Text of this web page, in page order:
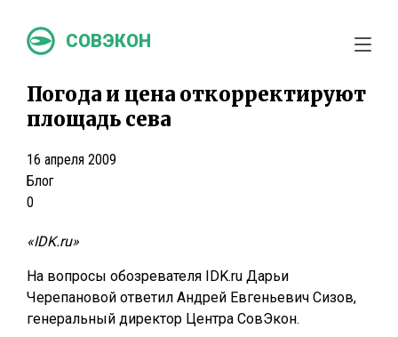
СОВЭКОН
Погода и цена откорректируют
площадь сева
16 апреля 2009
Блог
0
«IDK.ru»
На вопросы обозревателя IDK.ru Дарьи
Черепановой ответил Андрей Евгеньевич Сизов,
генеральный директор Центра СовЭкон.